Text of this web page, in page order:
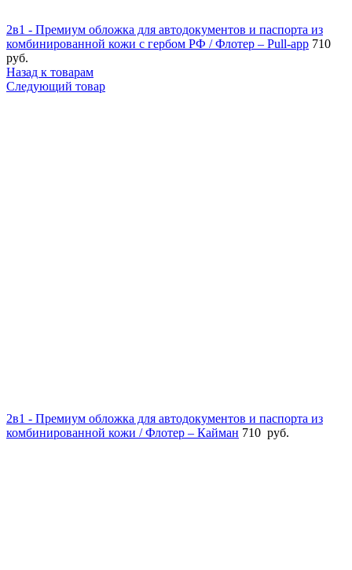
2в1 - Премиум обложка для автодокументов и паспорта из
комбинированной кожи с гербом РФ / Флотер – Pull-app 710
руб.
Назад к товарам
Следующий товар
2в1 - Премиум обложка для автодокументов и паспорта из
комбинированной кожи / Флотер – Кайман 710 руб.